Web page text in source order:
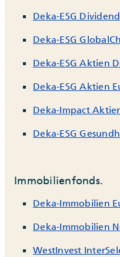
Deka-ESG
Deka-ESG
Deka-ESG Aktien
Deka-ESG Aktien
Deka-Impact
Deka-ESG
Immobilienfonds.
Deka-Immobilien
Deka-Immobilien
WestInvest